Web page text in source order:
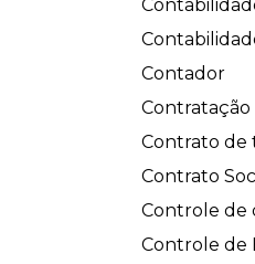
Contador
Contratação
Contrato de
Contrato
Controle de
Controle de